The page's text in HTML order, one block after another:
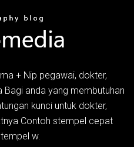
+ Nip pegawai, dokter,
Bagi anda yang membutuhan
kunci untuk dokter,
Contoh stempel cepat
w.